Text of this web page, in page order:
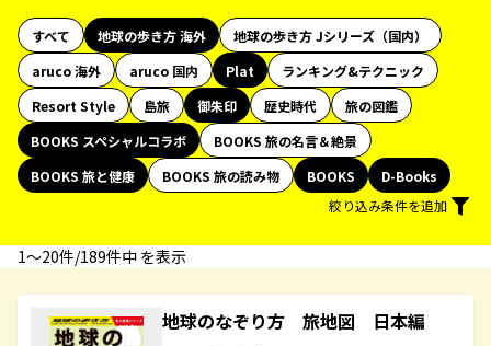
すべて 地球の歩き方 海外
地球の歩き方 Jシリーズ（国内）
aruco 海外
aruco 国内 Plat
ランキング&テクニック
Resort Style
島旅 御朱印 歴史時代
旅の図鑑
BOOKS スペシャルコラボ
BOOKS 旅の名言＆絶景
BOOKS 旅と健康
BOOKS 旅の読み物 BOOKS
D-Books
絞り込み条件を追加
1〜20件/189件中 を表示
地球のなぞり方 旅地図 日本編